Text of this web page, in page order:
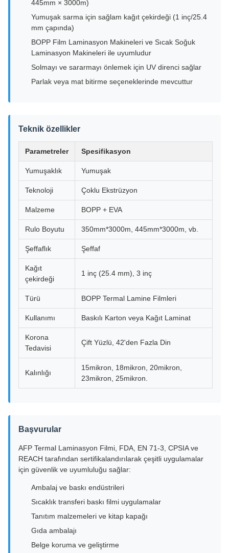
445mm × 3000m)
Yumuşak sarma için sağlam kağıt çekirdeği (1 inç/25.4
mm çapında)
BOPP Film Laminasyon Makineleri ve Sıcak Soğuk
Laminasyon Makineleri ile uyumludur
Solmayı ve sararmayı önlemek için UV direnci sağlar
Parlak veya mat bitirme seçeneklerinde mevcuttur
Teknik özellikler
Parametreler Spesifikasyon
Yumuşaklık Yumuşak
Teknoloji Çoklu Ekstrüzyon
Malzeme BOPP + EVA
Rulo Boyutu 350mm*3000m, 445mm*3000m, vb.
Şeffaflık Şeffaf
Kağıt
çekirdeği
1 inç (25.4 mm), 3 inç
Türü BOPP Termal Lamine Filmleri
Kullanımı Baskılı Karton veya Kağıt Laminat
Korona
Tedavisi
Çift Yüzlü, 42'den Fazla Din
Kalınlığı
15mikron, 18mikron, 20mikron,
23mikron, 25mikron.
Başvurular
AFP Termal Laminasyon Filmi, FDA, EN 71-3, CPSIA ve
REACH tarafından sertifikalandırılarak çeşitli uygulamalar
için güvenlik ve uyumluluğu sağlar:
Ambalaj ve baskı endüstrileri
Sıcaklık transferi baskı filmi uygulamalar
Tanıtım malzemeleri ve kitap kapağı
Gıda ambalajı
Belge koruma ve geliştirme